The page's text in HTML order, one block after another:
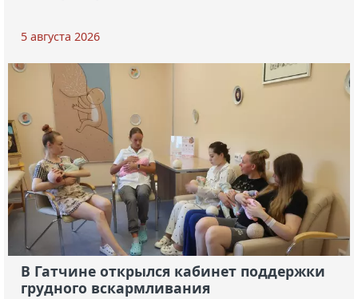
5 августа 2026
В Гатчине открылся кабинет поддержки
грудного вскармливания